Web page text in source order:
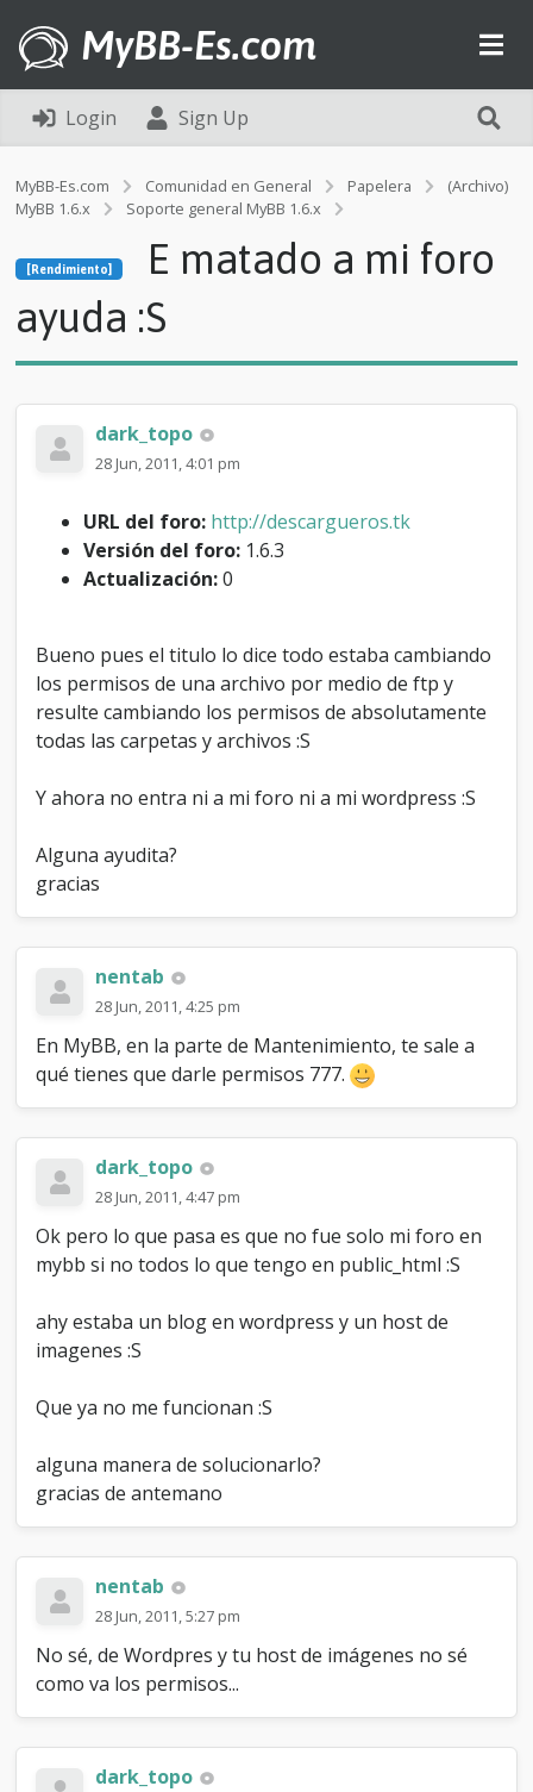
MyBB-Es.com
Login Sign Up
MyBB-Es.com Comunidad en General Papelera
(Archivo)
MyBB 1.6.x
Soporte general MyBB 1.6.x
d
a
r
a
:
S
[Rendimiento]
E matado a mi foro
ayuda :S
dark_topo
28 Jun, 2011, 4:01 pm
URL del foro: http://descargueros.tk
Versión del foro: 1.6.3
Actualización:0
Bueno pues el titulo lo dice todo estaba cambiando
los permisos de una archivo por medio de ftp y
resulte cambiando los permisos de absolutamente
todas las carpetas y archivos :S
Y ahora no entra ni a mi foro ni a mi wordpress :S
Alguna ayudita?
gracias
nentab
28 Jun, 2011, 4:25 pm
En MyBB, en la parte de Mantenimiento, te sale a
qué tienes que darle permisos 777.
dark_topo
28 Jun, 2011, 4:47 pm
Ok pero lo que pasa es que no fue solo mi foro en
mybb si no todos lo que tengo en public_html :S
ahy estaba un blog en wordpress y un host de
imagenes :S
Que ya no me funcionan :S
alguna manera de solucionarlo?
gracias de antemano
nentab
28 Jun, 2011, 5:27 pm
No sé, de Wordpres y tu host de imágenes no sé
como va los permisos...
dark_topo